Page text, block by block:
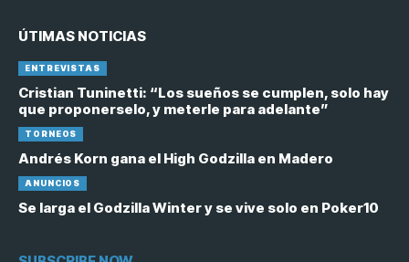
ÚTIMAS NOTICIAS
ENTREVISTAS
Cristian Tuninetti: “Los sueños se cumplen, solo hay
que proponerselo, y meterle para adelante”
TORNEOS
Andrés Korn gana el High Godzilla en Madero
ANUNCIOS
Se larga el Godzilla Winter y se vive solo en Poker10